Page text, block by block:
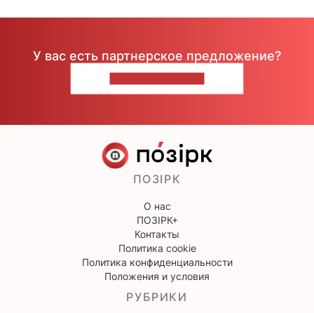
У вас есть партнерское предложение?
ПОЗІРК
О нас
ПОЗІРК+
Контакты
Политика cookie
Политика конфиденциальности
Положения и условия
РУБРИКИ